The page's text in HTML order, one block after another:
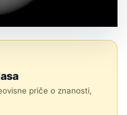
priče o znanosti,